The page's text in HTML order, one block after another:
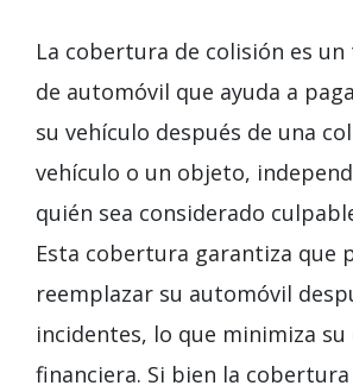
La cobertura de colisión es
de automóvil que ayuda a
su vehículo después de una
vehículo o un objeto,
quién sea considerado
Esta cobertura garantiza que
reemplazar su automóvil
incidentes, lo que minimiza su
financiera. Si bien la